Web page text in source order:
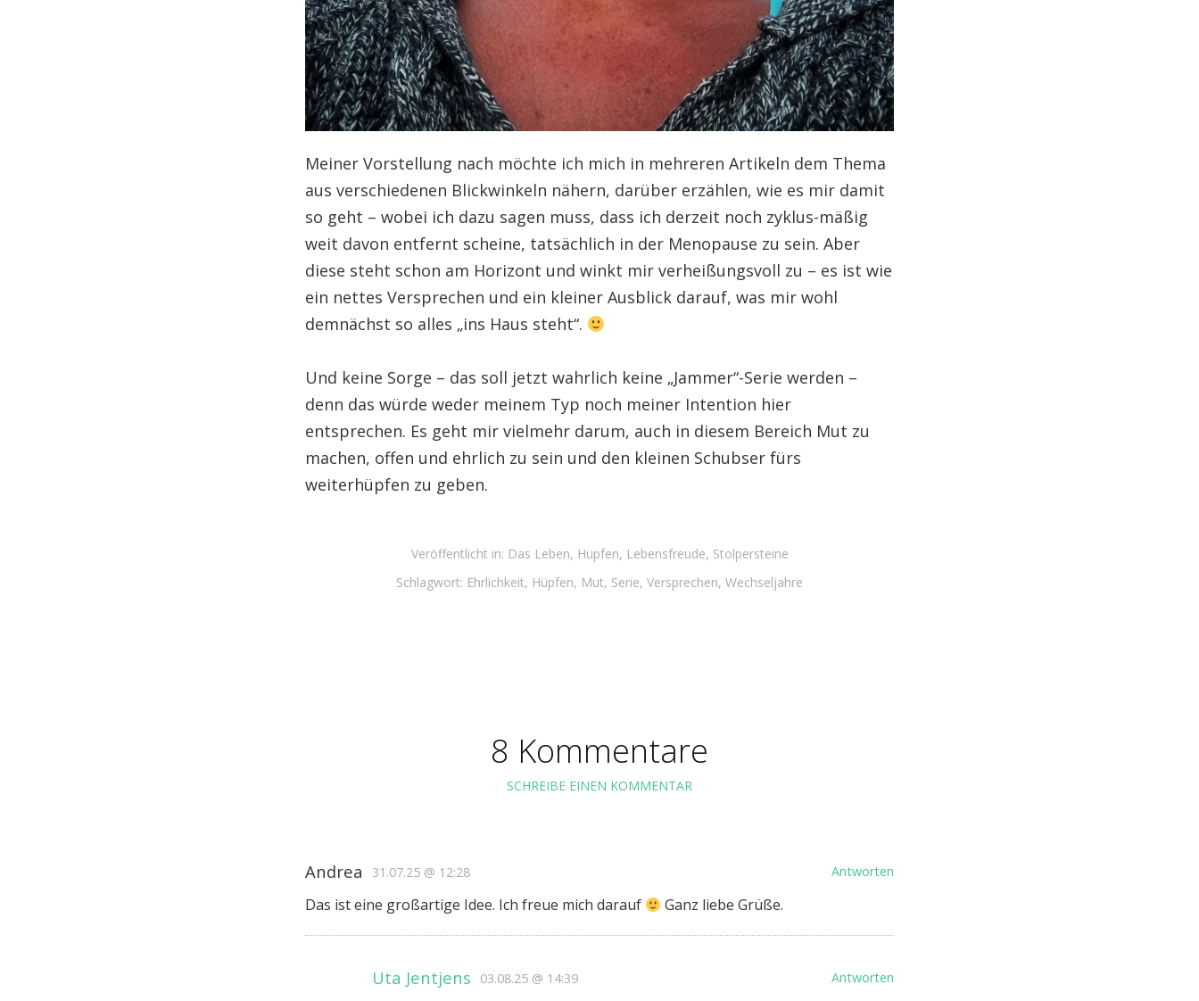
Meiner Vorstellung nach möchte ich mich in mehreren Artikeln dem Thema
aus verschiedenen Blickwinkeln nähern, darüber erzählen, wie es mir damit
so geht – wobei ich dazu sagen muss, dass ich derzeit noch zyklus-mäßig
weit davon entfernt scheine, tatsächlich in der Menopause zu sein. Aber
diese steht schon am Horizont und winkt mir verheißungsvoll zu – es ist wie
ein nettes Versprechen und ein kleiner Ausblick darauf, was mir wohl
demnächst so alles „ins Haus steht“.
Und keine Sorge – das soll jetzt wahrlich keine „Jammer“-Serie werden –
denn das würde weder meinem Typ noch meiner Intention hier
entsprechen. Es geht mir vielmehr darum, auch in diesem Bereich Mut zu
machen, offen und ehrlich zu sein und den kleinen Schubser fürs
weiterhüpfen zu geben.
Veröffentlicht in: Das Leben, Hüpfen, Lebensfreude, Stolpersteine
Schlagwort: Ehrlichkeit, Hüpfen, Mut, Serie, Versprechen, Wechseljahre
8 Kommentare
SCHREIBE EINEN KOMMENTAR
Andrea Antworten
31.07.25 @ 12:28
Das ist eine großartige Idee. Ich freue mich darauf Ganz liebe Grüße.
Uta Jentjens Antworten
03.08.25 @ 14:39